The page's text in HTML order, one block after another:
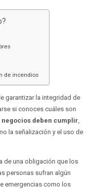
de incendios
garantizar la integridad de
si conoces cuáles son
negocios deben cumplir,
la señalización y el uso de
de una obligación que los
personas sufran algún
emergencias como los